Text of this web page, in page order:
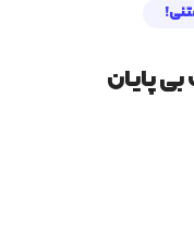
بی پایان